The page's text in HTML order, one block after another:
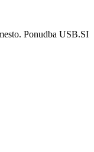
Ponudba USB.SI